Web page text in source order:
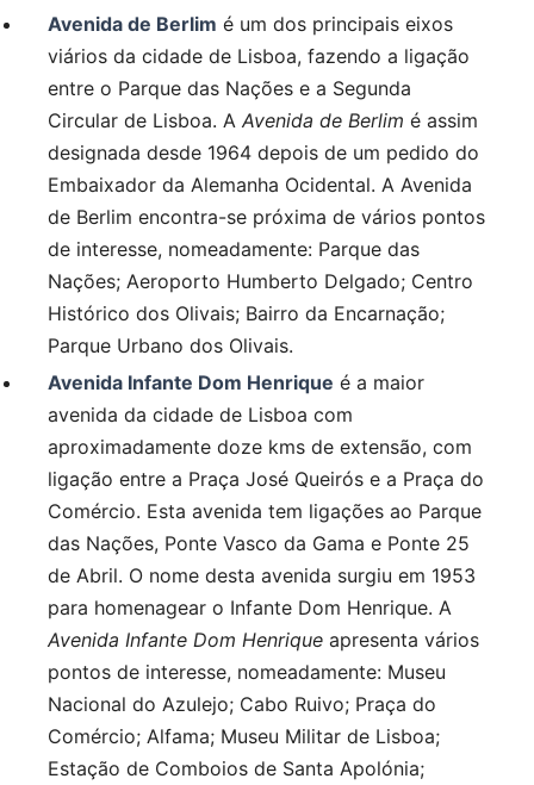
Avenida de Berlim é um dos principais eixos
viários da cidade de Lisboa, fazendo a ligação
entre o Parque das Nações e a Segunda
Circular de Lisboa. A Avenida de Berlim é assim
designada desde 1964 depois de um pedido do
Embaixador da Alemanha Ocidental. A Avenida
de Berlim encontra-se próxima de vários pontos
de interesse, nomeadamente: Parque das
Nações; Aeroporto Humberto Delgado; Centro
Histórico dos Olivais; Bairro da Encarnação;
Parque Urbano dos Olivais.
Avenida Infante Dom Henrique é a maior
avenida da cidade de Lisboa com
aproximadamente doze kms de extensão, com
ligação entre a Praça José Queirós e a Praça do
Comércio. Esta avenida tem ligações ao Parque
das Nações, Ponte Vasco da Gama e Ponte 25
de Abril. O nome desta avenida surgiu em 1953
para homenagear o Infante Dom Henrique. A
Avenida Infante Dom Henrique apresenta vários
pontos de interesse, nomeadamente: Museu
Nacional do Azulejo; Cabo Ruivo; Praça do
Comércio; Alfama; Museu Militar de Lisboa;
Estação de Comboios de Santa Apolónia;